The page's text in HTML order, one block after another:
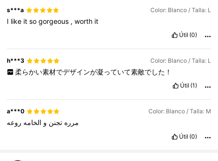
s***a Color: Blanco / Talla: L
I like itsogorgeous ,worth it
Útil (0)
h***3 Color: Blanco / Talla: L
柔らかい素材でデザインが凝っていて素敵でした！
Útil (1)
a***0 Color: Blanco / Talla: M
مرره تجنن و الخامه روعه
Útil (0)